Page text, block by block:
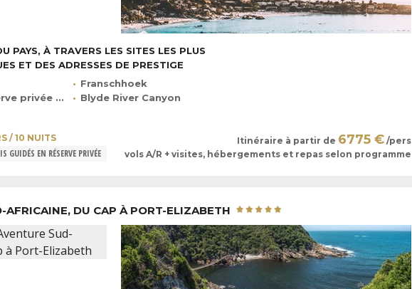
PAYS, À TRAVERS LES SITES LES PLUS
ET DES ADRESSES DE PRESTIGE
Franschhoek
de Klaserie)
Blyde River Canyon
/ 10 NUITS
GUIDÉS EN RÉSERVE PRIVÉE
Itinéraire à partir de 6775 €/pers
vols A/R + visites, hébergements et repas selon programme
AFRICAINE, DU CAP À PORT-ELIZABETH